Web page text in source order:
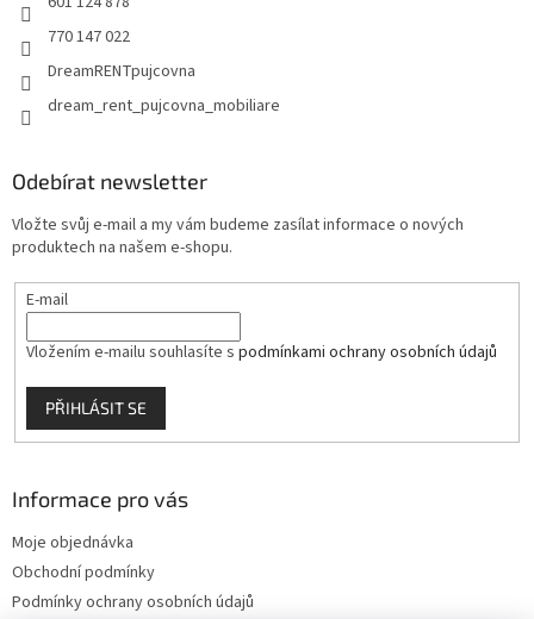
770 147 022
DreamRENTpujcovna
dream_rent_pujcovna_mobiliare
Odebírat newsletter
Vložte svůj e-mail a my vám budeme zasílat informace o nových
produktech na našem e-shopu.
E-mail
Vložením e-mailu souhlasíte s podmínkami ochrany osobních údajů
PŘIHLÁSIT SE
Informace pro vás
Moje objednávka
Obchodní podmínky
Podmínky ochrany osobních údajů